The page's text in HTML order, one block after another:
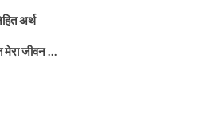
अर्थ
मेरा जीवन …